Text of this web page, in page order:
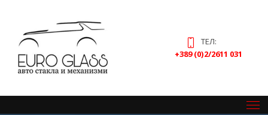
ТЕЛ:
+389 (0)2/2611 031